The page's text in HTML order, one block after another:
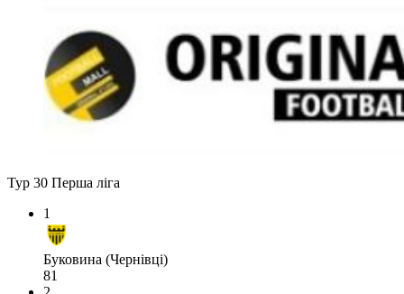
Тур 30 Перша ліга
1
Буковина (Чернівці)
81